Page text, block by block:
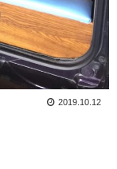
2019.10.12